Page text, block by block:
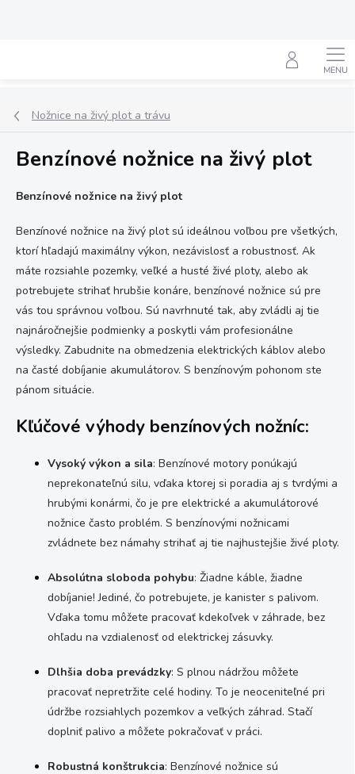
Hľadať
Nožnice na živý plot a trávu
Benzínové nožnice na živý plot
Benzínové nožnice na živý plot
Benzínové nožnice na živý plot sú ideálnou voľbou pre všetkých,
ktorí hľadajú maximálny výkon, nezávislosť a robustnosť. Ak
máte rozsiahle pozemky, veľké a husté živé ploty, alebo ak
potrebujete strihať hrubšie konáre, benzínové nožnice sú pre
vás tou správnou voľbou. Sú navrhnuté tak, aby zvládli aj tie
najnáročnejšie podmienky a poskytli vám profesionálne
výsledky. Zabudnite na obmedzenia elektrických káblov alebo
na časté dobíjanie akumulátorov. S benzínovým pohonom ste
pánom situácie.
Kľúčové výhody benzínových nožníc:
Vysoký výkon a sila: Benzínové motory ponúkajú
neprekonateľnú silu, vďaka ktorej si poradia aj s tvrdými a
hrubými konármi, čo je pre elektrické a akumulátorové
nožnice často problém. S benzínovými nožnicami
zvládnete bez námahy strihať aj tie najhustejšie živé ploty.
Absolútna sloboda pohybu: Žiadne káble, žiadne
dobíjanie! Jediné, čo potrebujete, je kanister s palivom.
Vďaka tomu môžete pracovať kdekoľvek v záhrade, bez
ohľadu na vzdialenosť od elektrickej zásuvky.
Dlhšia doba prevádzky: S plnou nádržou môžete
pracovať nepretržite celé hodiny. To je neoceniteľné pri
údržbe rozsiahlych pozemkov a veľkých záhrad. Stačí
doplniť palivo a môžete pokračovať v práci.
Robustná konštrukcia: Benzínové nožnice sú